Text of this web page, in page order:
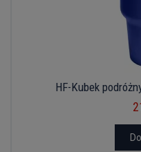
HF-Kubek